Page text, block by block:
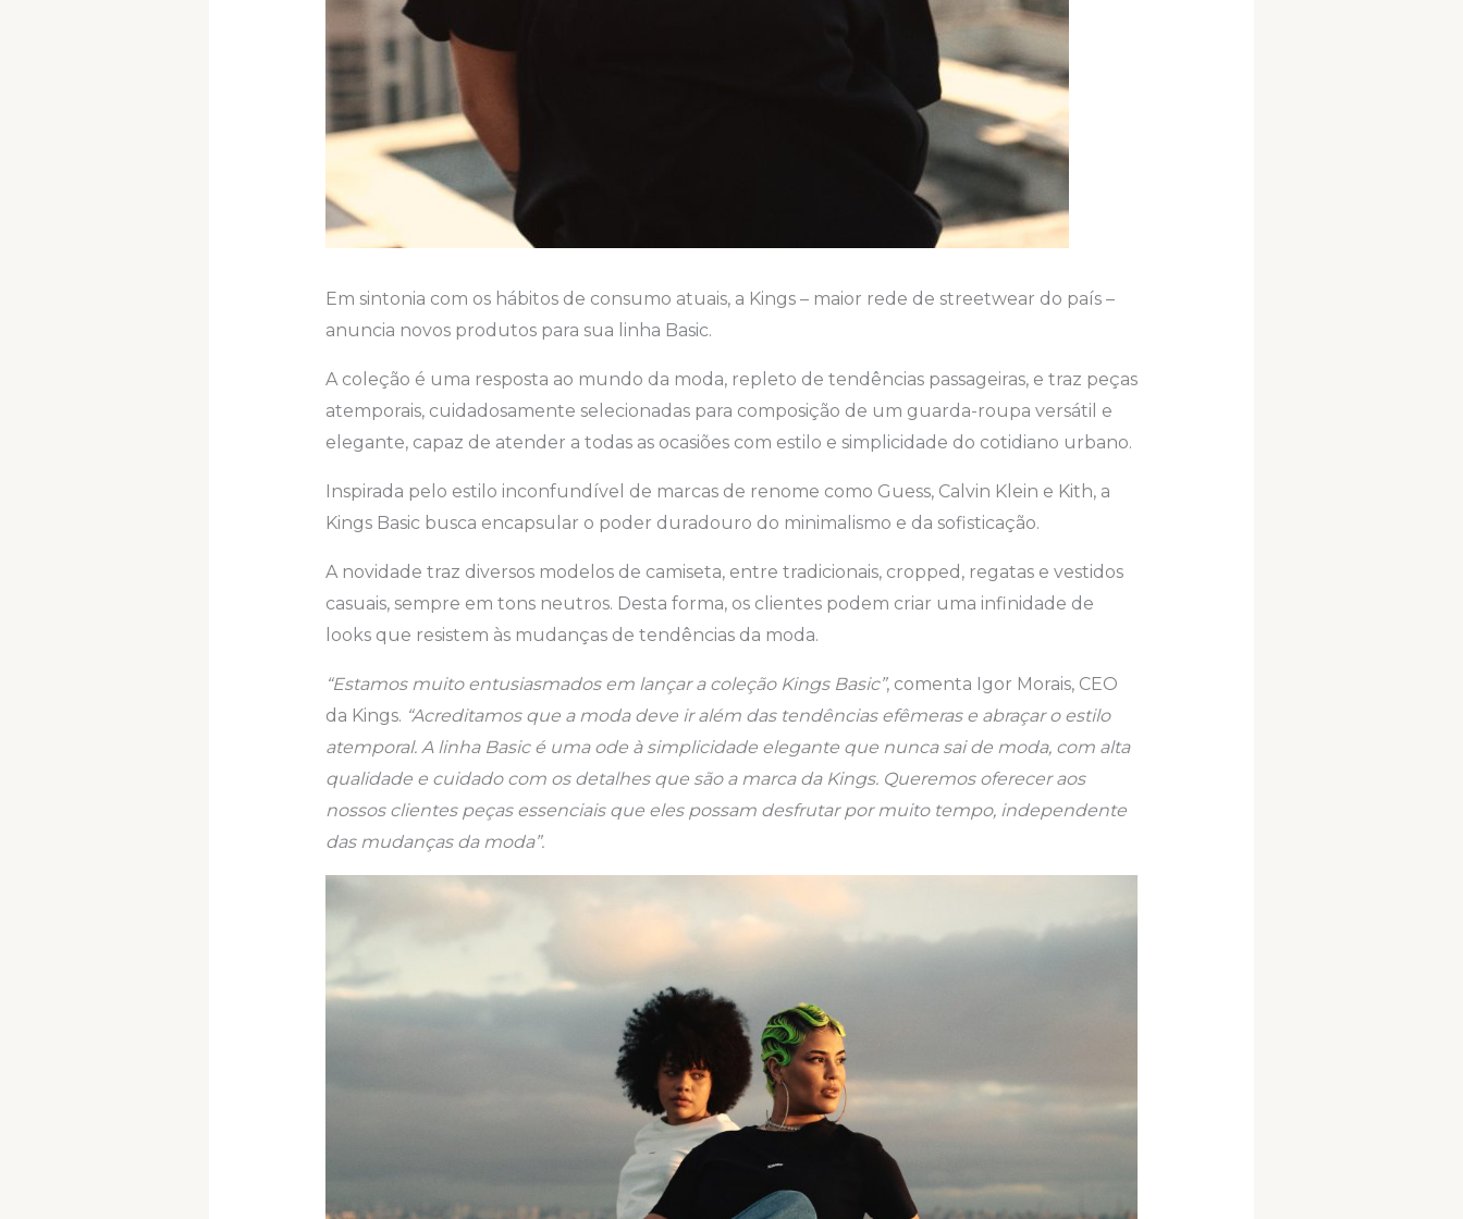
Em sintonia com os hábitos de consumo atuais, a Kings – maior rede de streetwear do país –
anuncia novos produtos para sua linha Basic.
A coleção é uma resposta ao mundo da moda, repleto de tendências passageiras, e traz peças
atemporais, cuidadosamente selecionadas para composição de um guarda-roupa versátil e
elegante, capaz de atender a todas as ocasiões com estilo e simplicidade do cotidiano urbano.
Inspirada pelo estilo inconfundível de marcas de renome como Guess, Calvin Klein e Kith, a
Kings Basic busca encapsular o poder duradouro do minimalismo e da sofisticação.
A novidade traz diversos modelos de camiseta, entre tradicionais, cropped, regatas e vestidos
casuais, sempre em tons neutros. Desta forma, os clientes podem criar uma infinidade de
looks que resistem às mudanças de tendências da moda.
“Estamos muito entusiasmados em lançar a coleção Kings Basic”, comenta Igor Morais, CEO
da Kings. “Acreditamos que a moda deve ir além das tendências efêmeras e abraçar o estilo
atemporal. A linha Basic é uma ode à simplicidade elegante que nunca sai de moda, com alta
qualidade e cuidado com os detalhes que são a marca da Kings. Queremos oferecer aos
nossos clientes peças essenciais que eles possam desfrutar por muito tempo, independente
das mudanças da moda”.